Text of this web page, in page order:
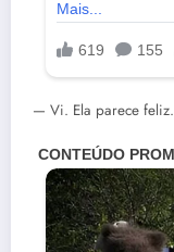
— Vi. Ela parece feliz.